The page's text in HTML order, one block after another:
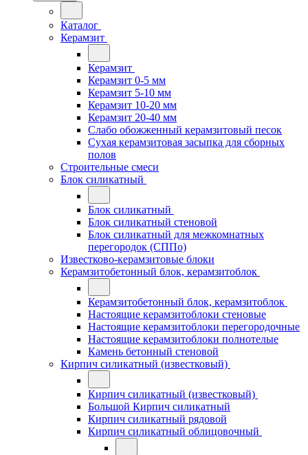
Каталог
Керамзит
Керамзит
Керамзит 0-5 мм
Керамзит 5-10 мм
Керамзит 10-20 мм
Керамзит 20-40 мм
Слабо обожженный керамзитовый песок
Сухая керамзитовая засыпка для сборных
полов
Строительные смеси
Блок силикатный
Блок силикатный
Блок силикатный стеновой
Блок силикатный для межкомнатных
перегородок (СППо)
Известково-керамзитовые блоки
Керамзитобетонный блок, керамзитоблок
Керамзитобетонный блок, керамзитоблок
Настоящие керамзитоблоки стеновые
Настоящие керамзитоблоки перегородочные
Настоящие керамзитоблоки полнотелые
Камень бетонный стеновой
Кирпич силикатный (известковый)
Кирпич силикатный (известковый)
Большой Кирпич силикатный
Кирпич силикатный рядовой
Кирпич силикатный облицовочный